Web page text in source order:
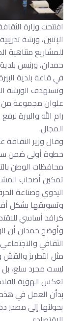
افتتحت وزارة
الإثنين، ورشة
للمشاريع متناهية
حمدان، ورئيس بلدية
في قاعة بلدية
وتستهدف الورشة
علوان مجموعة من
رام الله والبيرة
المجال.
وقالوزير
خطوة أولى ضمن
محافظات الوطن
تمكين أصحاب
اليدوي وصناعة
وتسويقها بشكل
كرافد أساسي
وأوضح حمدان أن
الثقافي
مثل التطريز
ليست مجرد سلع، بل
تعكس الهوية
بدأن العمل في
يحولنها إلى مصدر